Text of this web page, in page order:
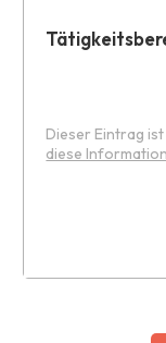
Dieser Eintrag
diese